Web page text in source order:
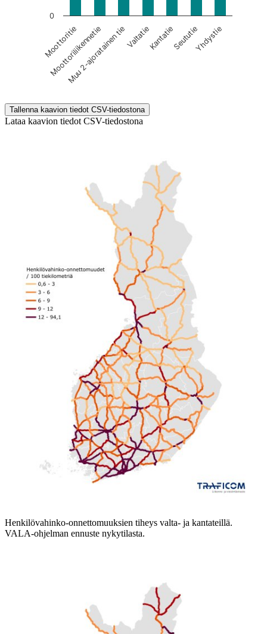
Moottoritie
Moottoriliikennetie
Muu 2-ajoratainen tie ValtatieKantatieSeututieYhdystie
0
Tallenna kaavion tiedot CSV-tiedostona
Lataa kaavion tiedot CSV-tiedostona
Henkilövahinko-onnettomuuksien tiheys valta- ja kantateillä.
VALA-ohjelman ennuste nykytilasta.